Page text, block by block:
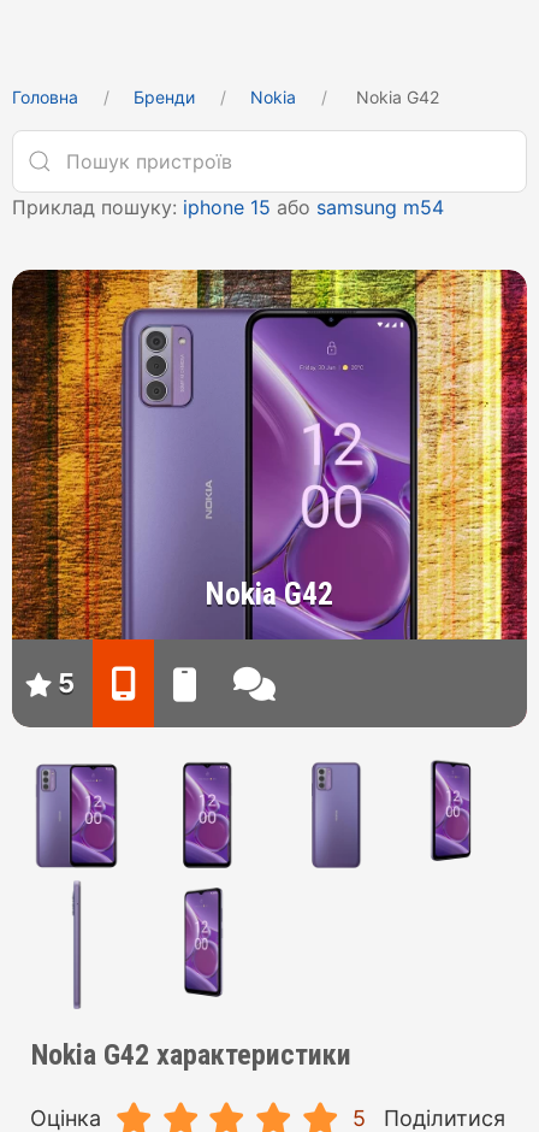
Головна Бренди Nokia Nokia G42
Приклад пошуку: iphone 15 або samsung m54
Nokia G42
5
Nokia G42 характеристики
Оцінка 5 Поділитися